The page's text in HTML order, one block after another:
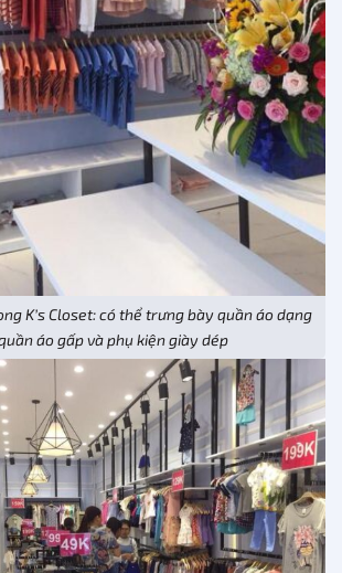
K’s Closet: có thể trưng bày quần áo dạng
áo gấp và phụ kiện giày dép